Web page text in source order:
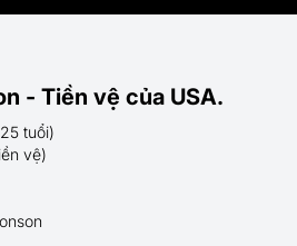
- Tiền vệ của USA.
tuổi)
vệ)